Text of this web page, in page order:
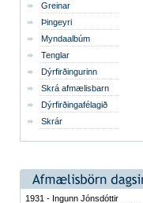
Greinar
Þingeyri
Myndaalbúm
Tenglar
Dýrfirðingurinn
Skrá afmælisbarn
Dýrfirðingafélagið
Skrár
1931 - Ingunn Jónsdóttir